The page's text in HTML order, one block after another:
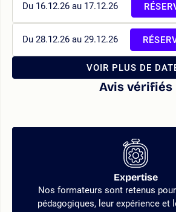
Du 16.12.26 au 17.12.26
Du 28.12.26 au 29.12.26
VOIR PLUS DE
Avis vérifiés
Expertise
Nos formateurs sont retenus
pédagogiques, leur expérience et